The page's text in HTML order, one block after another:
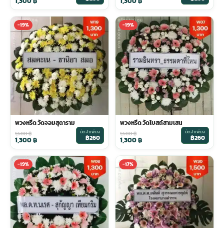
-19%
พวงหรีด วัดจอมสุดาราม
1,600฿
1,300฿
มัดจำเพียง
฿260
-19%
พวงหรีด วัดโบสถ์สามเสน
1,600฿
1,300฿
มัดจำเพียง
฿260
-19% -17%